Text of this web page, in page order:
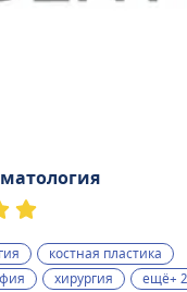
костная пластика
хирургия ещё+ 2